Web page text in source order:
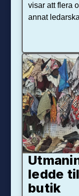
visar att flera
annat
ledde
butik